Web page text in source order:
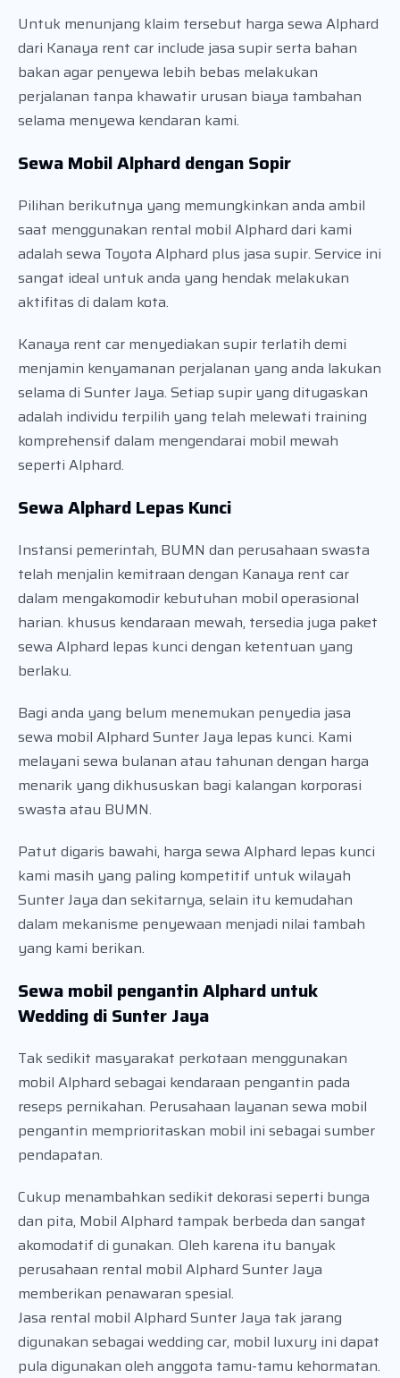
Untuk menunjang klaim tersebut harga sewa Alphard
dari Kanaya rent car include jasa supir serta bahan
bakan agar penyewa lebih bebas melakukan
perjalanan tanpa khawatir urusan biaya tambahan
selama menyewa kendaran kami.
Sewa Mobil Alphard dengan Sopir
Pilihan berikutnya yang memungkinkan anda ambil
saat menggunakan rental mobil Alphard dari kami
adalah sewa Toyota Alphard plus jasa supir. Service ini
sangat ideal untuk anda yang hendak melakukan
aktifitas di dalam kota.
Kanaya rent car menyediakan supir terlatih demi
menjamin kenyamanan perjalanan yang anda lakukan
selama di Sunter Jaya. Setiap supir yang ditugaskan
adalah individu terpilih yang telah melewati training
komprehensif dalam mengendarai mobil mewah
seperti Alphard.
Sewa Alphard Lepas Kunci
Instansi pemerintah, BUMN dan perusahaan swasta
telah menjalin kemitraan dengan Kanaya rent car
dalam mengakomodir kebutuhan mobil operasional
harian. khusus kendaraan mewah, tersedia juga paket
sewa Alphard lepas kunci dengan ketentuan yang
berlaku.
Bagi anda yang belum menemukan penyedia jasa
sewa mobil Alphard Sunter Jaya lepas kunci. Kami
melayani sewa bulanan atau tahunan dengan harga
menarik yang dikhususkan bagi kalangan korporasi
swasta atau BUMN.
Patut digaris bawahi, harga sewa Alphard lepas kunci
kami masih yang paling kompetitif untuk wilayah
Sunter Jaya dan sekitarnya, selain itu kemudahan
dalam mekanisme penyewaan menjadi nilai tambah
yang kami berikan.
Sewa mobil pengantin Alphard untuk
Wedding di Sunter Jaya
Tak sedikit masyarakat perkotaan menggunakan
mobil Alphard sebagai kendaraan pengantin pada
reseps pernikahan. Perusahaan layanan sewa mobil
pengantin memprioritaskan mobil ini sebagai sumber
pendapatan.
Cukup menambahkan sedikit dekorasi seperti bunga
dan pita, Mobil Alphard tampak berbeda dan sangat
akomodatif di gunakan. Oleh karena itu banyak
perusahaan rental mobil Alphard Sunter Jaya
memberikan penawaran spesial.
Jasa rental mobil Alphard Sunter Jaya tak jarang
digunakan sebagai wedding car, mobil luxury ini dapat
pula digunakan oleh anggota tamu-tamu kehormatan.